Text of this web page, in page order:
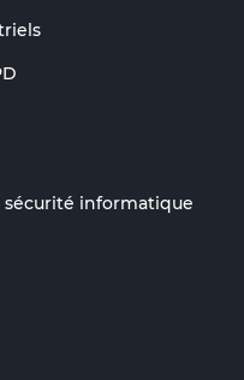
informatique